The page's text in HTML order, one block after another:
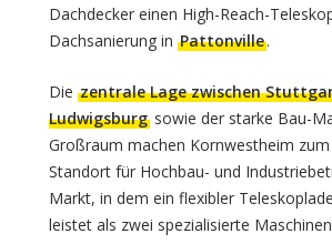
Dachdecker einen High-Reach-
Dachsanierung in Pattonville.
Die zentrale Lage zwischen
Ludwigsburg sowie der starke Bau-
Großraum machen Kornwestheim
Standort für Hochbau- und
Markt, in dem ein flexibler
leistet als zwei spezialisierte